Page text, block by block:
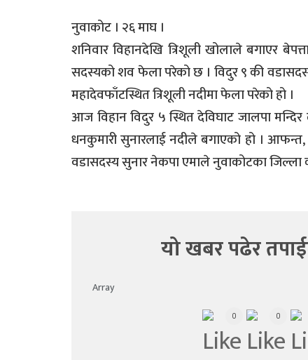
नुवाकोट । २६ माघ ।
शनिवार विहानदेखि त्रिशूली खोलाले बगाएर
सदस्यको शव फेला परेको छ । विदुर ९ की
महादेवफाँटस्थित त्रिशूली नदीमा फेला परेको हो ।
आज विहान विदुर ५ स्थित देविघाट जालपा मन्दिर
धनकुमारी सुनारलाई नदीले बगाएको हो । आफन्त,
वडासदस्य सुनार नेकपा एमाले नुवाकोटका
यो खबर पढेर
Array
0 0